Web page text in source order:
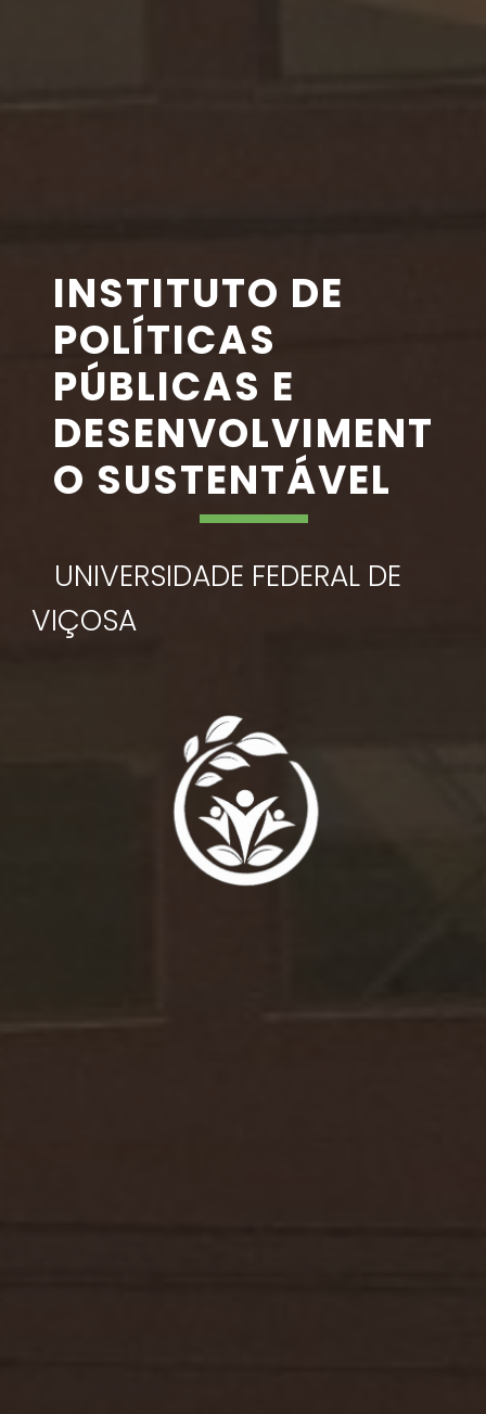
INSTITUTO DE
POLÍTICAS
PÚBLICAS E
DESENVOLVIMENT
O SUSTENTÁVEL
UNIVERSIDADE FEDERAL DE
VIÇOSA